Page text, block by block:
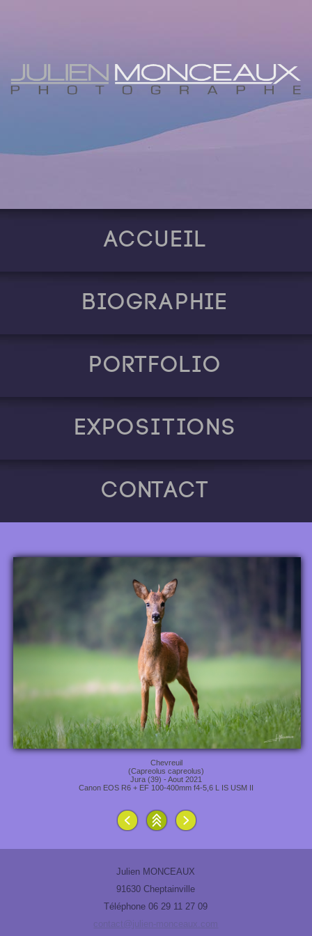
Accueil
Biographie
Portfolio
Expositions
Contact
Chevreuil
(Capreolus capreolus)
Jura (39) - Aout 2021
Canon EOS R6 + EF 100-400mm f4-5,6 L IS USM II
Julien MONCEAUX
91630 Cheptainville
Téléphone 06 29 11 27 09
contact@julien-monceaux.com